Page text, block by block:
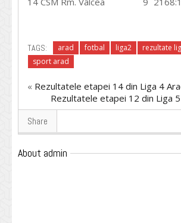
TAGS: arad fotbal liga2
rezultate
sport arad
« Rezultatele etapei 14 din Liga 4
Rezultatele etapei 12 din Liga
Share
About admin